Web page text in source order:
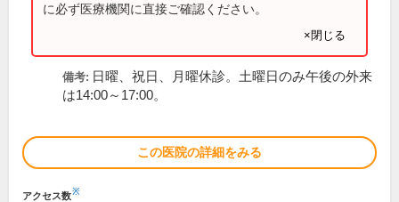
に必ず医療機関に直接ご確認ください。
×閉じる
備考: 日曜、祝日、月曜休診。土曜日のみ午後の外来
は14:00～17:00。
この医院の詳細をみる
アクセス数※